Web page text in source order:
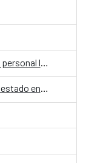
Mini ciclo de cine “A 50 años del golpe de estado en Chile”